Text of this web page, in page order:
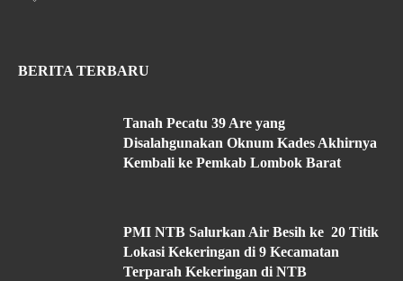
BERITA TERBARU
Tanah Pecatu 39 Are yang
Disalahgunakan Oknum Kades Akhirnya
Kembali ke Pemkab Lombok Barat
PMI NTB Salurkan Air Besih ke 20 Titik
Lokasi Kekeringan di 9 Kecamatan
Terparah Kekeringan di NTB